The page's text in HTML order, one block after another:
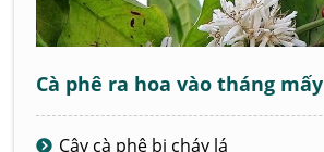
Cà phê ra hoa vào tháng mấy
Cây cà phê bị cháy lá